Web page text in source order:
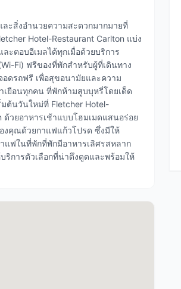
ะสิ่งอำนวยความสะดวกมากมายที่
Hotel-Restaurant Carlton แบ่ง
ะตอบอีเมลได้ทุกเมื่อด้วยบริการ
Fi) ฟรีของที่พักสำหรับผู้ที่เดินทาง
ดรถฟรี เพื่อสุขอนามัยและความ
เยือนทุกคน ที่พักห้ามสูบบุหรี่โดยเด็ด
ต้นวันใหม่ที่ Fletcher Hotel-
ด้วยอาหารเช้าแบบโฮมเมดแสนอร่อย
งคุณด้วยกาแฟแก้วโปรด ซึ่งมีให้
แฟในที่พักที่พักมีอาหารเลิศรสหลาก
ริการตัวเลือกที่น่าดึงดูดและพร้อมให้